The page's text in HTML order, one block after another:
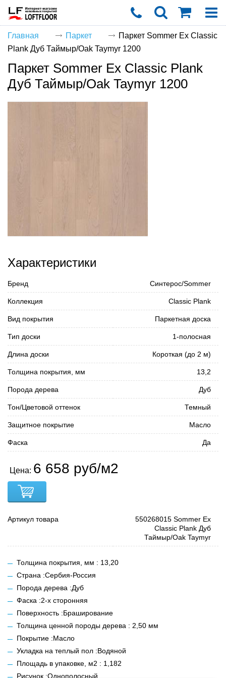
пуста
Главная Паркет
Паркет Sommer Ex Сlassiс
Plank Дуб Таймыр/Oak Taymyr 1200
Паркет Sommer Ex Сlassiс Plank
Дуб Таймыр/Oak Taymyr 1200
Характеристики
Бренд Синтерос/Sommer
Коллекция Classic Plank
Вид покрытия Паркетная доска
Тип доски 1-полосная
Длина доски Короткая (до 2 м)
Толщина покрытия, мм 13,2
Порода дерева Дуб
Тон/Цветовой оттенок Темный
Защитное покрытие Масло
Фаска Да
Цена: 6 658 руб/м2
Артикул товара
550268015 Sommer Ex
Сlassiс Plank Дуб
Таймыр/Oak Taymyr
Толщина покрытия, мм : 13,20
Страна :Сербия-Россия
Порода дерева :Дуб
Фаска :2-х сторонняя
Поверхность :Браширование
Толщина ценной породы дерева : 2,50 мм
Покрытие :Масло
Укладка на теплый пол :Водяной
Площадь в упаковке, м2 : 1,182
Рисунок :Однополосный